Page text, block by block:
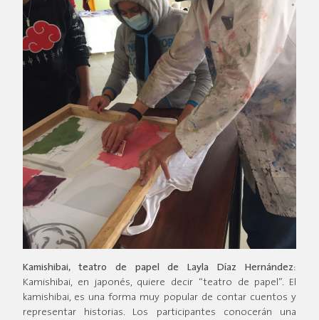
Kamishibai, teatro de papel de Layla Díaz Hernández:
Kamishibai, en japonés, quiere decir “teatro de papel”. El
kamishibai, es una forma muy popular de contar cuentos y
representar historias. Los participantes conocerán una